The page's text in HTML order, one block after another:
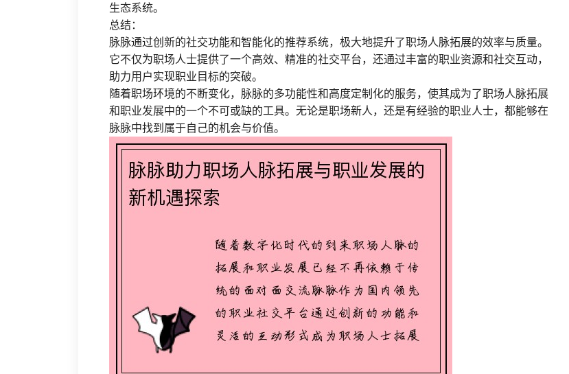
生态系统。
总结：
脉脉通过创新的社交功能和智能化的推荐系统，极大地提升了职场人脉拓展的效率与质量。
它不仅为职场人士提供了一个高效、精准的社交平台，还通过丰富的职业资源和社交互动，
助力用户实现职业目标的突破。
随着职场环境的不断变化，脉脉的多功能性和高度定制化的服务，使其成为了职场人脉拓展
和职业发展中的一个不可或缺的工具。无论是职场新人，还是有经验的职业人士，都能够在
脉脉中找到属于自己的机会与价值。